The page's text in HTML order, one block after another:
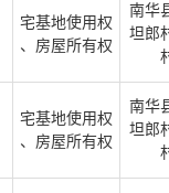
宅基地使用权
、房屋所有权
南华
坦郎
宅基地使用权
、房屋所有权
南华
坦郎